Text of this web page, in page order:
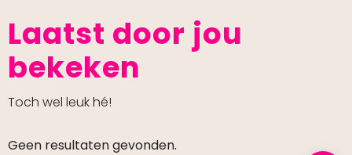
Laatst door jou
bekeken
Toch wel leuk hé!
Geen resultaten gevonden.